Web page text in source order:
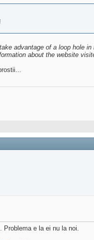
advantage of a loop
about the website
Problema e la ei nu la noi.